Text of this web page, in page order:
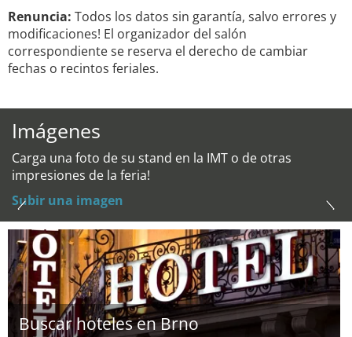
Renuncia: Todos los datos sin garantía, salvo errores y
modificaciones! El organizador del salón
correspondiente se reserva el derecho de cambiar
fechas o recintos feriales.
Imágenes
Carga una foto de su stand en la IMT o de otras
impresiones de la feria!
Subir una imagen
Buscar hoteles en Brno